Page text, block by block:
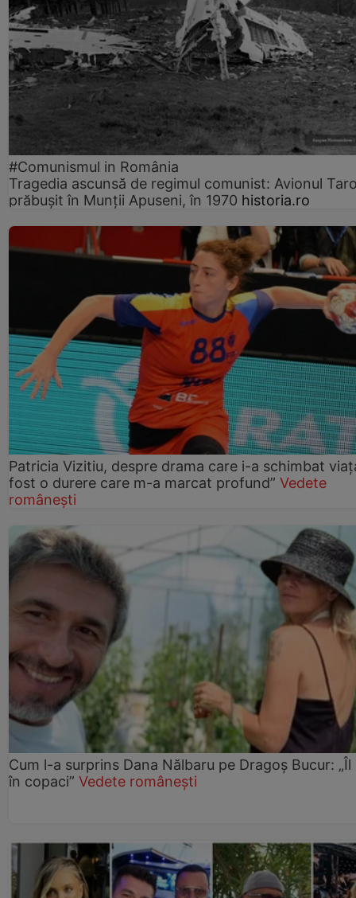
#Comunismul in România
Tragedia ascunsă de regimul comunist: Avionul
prăbușit în Munții Apuseni, în 1970 historia.ro
Patricia Vizitiu, despre drama care i-a schimbat
fost o durere care m-a marcat profund” Vedete
românești
Cum l-a surprins Dana Nălbaru pe Dragoș Bucur: „Îl
în copaci” Vedete românești